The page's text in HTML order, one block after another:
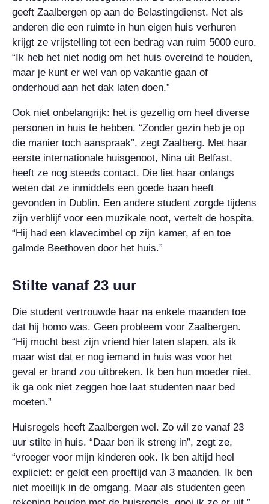
geeft Zaalbergen op aan de Belastingdienst. Net als
anderen die een ruimte in hun eigen huis verhuren
krijgt ze vrijstelling tot een bedrag van ruim 5000 euro.
“Ik heb het niet nodig om het huis overeind te houden,
maar je kunt er wel van op vakantie gaan of
onderhoud aan het dak laten doen.”
Ook niet onbelangrijk: het is gezellig om heel diverse
personen in huis te hebben. “Zonder gezin heb je op
die manier toch aanspraak”, zegt Zaalberg. Met haar
eerste internationale huisgenoot, Nina uit Belfast,
heeft ze nog steeds contact. Die liet haar onlangs
weten dat ze inmiddels een goede baan heeft
gevonden in Dublin. Een andere student zorgde tijdens
zijn verblijf voor een muzikale noot, vertelt de hospita.
“Hij had een klavecimbel op zijn kamer, af en toe
galmde Beethoven door het huis.”
Stilte vanaf 23 uur
Die student vertrouwde haar na enkele maanden toe
dat hij homo was. Geen probleem voor Zaalbergen.
“Hij mocht best zijn vriend hier laten slapen, als ik
maar wist dat er nog iemand in huis was voor het
geval er brand zou uitbreken. Ik ben hun moeder niet,
ik ga ook niet zeggen hoe laat studenten naar bed
moeten.”
Huisregels heeft Zaalbergen wel. Zo wil ze vanaf 23
uur stilte in huis. “Daar ben ik streng in”, zegt ze,
“vroeger voor mijn kinderen ook. Ik ben altijd heel
expliciet: er geldt een proeftijd van 3 maanden. Ik ben
niet moeilijk in de omgang. Maar als studenten geen